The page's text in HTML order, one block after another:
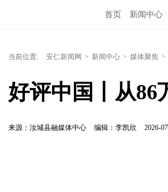
首页 新闻中心
当前位置: 安仁新闻网 > 新闻中心 > 媒体聚焦 >
好评中国丨从86
来源：汝城县融媒体中心 编辑：李凯欣 2026-